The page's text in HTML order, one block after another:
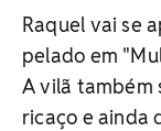
Raquel vai se
pelado em
A vilã também
ricaço e ainda